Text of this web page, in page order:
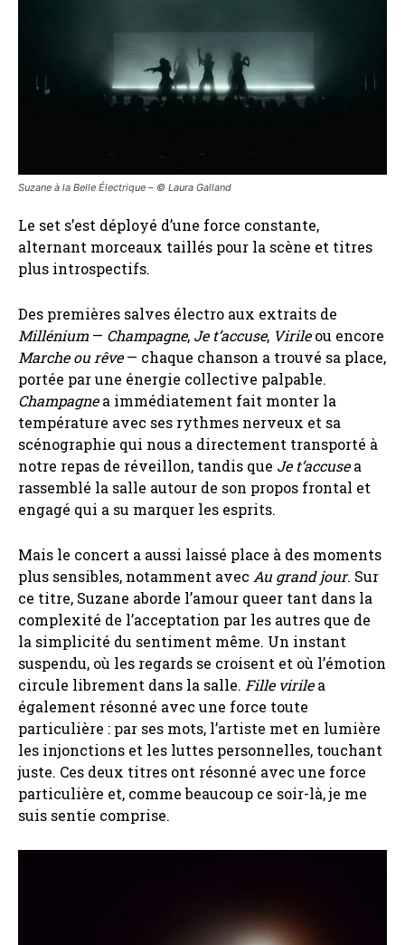
Suzane à la Belle Électrique – ©️ Laura Galland
Le set s’est déployé d’une force constante,
alternant morceaux taillés pour la scène et titres
plus introspectifs.
Des premières salves électro aux extraits de
Millénium — Champagne, Je t’accuse, Virileou encore
Marche ou rêve— chaque chanson a trouvé sa place,
portée par une énergie collective palpable.
Champagnea immédiatement fait monter la
température avec ses rythmes nerveux et sa
scénographie qui nous a directement transporté à
notre repas de réveillon, tandis que Je t’accusea
rassemblé la salle autour de son propos frontal et
engagé qui a su marquer les esprits.
Mais le concert a aussi laissé place à des moments
plus sensibles, notamment avec Au grand jour. Sur
ce titre, Suzane aborde l’amour queer tant dans la
complexité de l’acceptation par les autres que de
la simplicité du sentiment même. Un instant
suspendu, où les regards se croisent et où l’émotion
circule librement dans la salle. Fille virilea
également résonné avec une force toute
particulière : par ses mots, l’artiste met en lumière
les injonctions et les luttes personnelles, touchant
juste. Ces deux titres ont résonné avec une force
particulière et, comme beaucoup ce soir-là, je me
suis sentie comprise.